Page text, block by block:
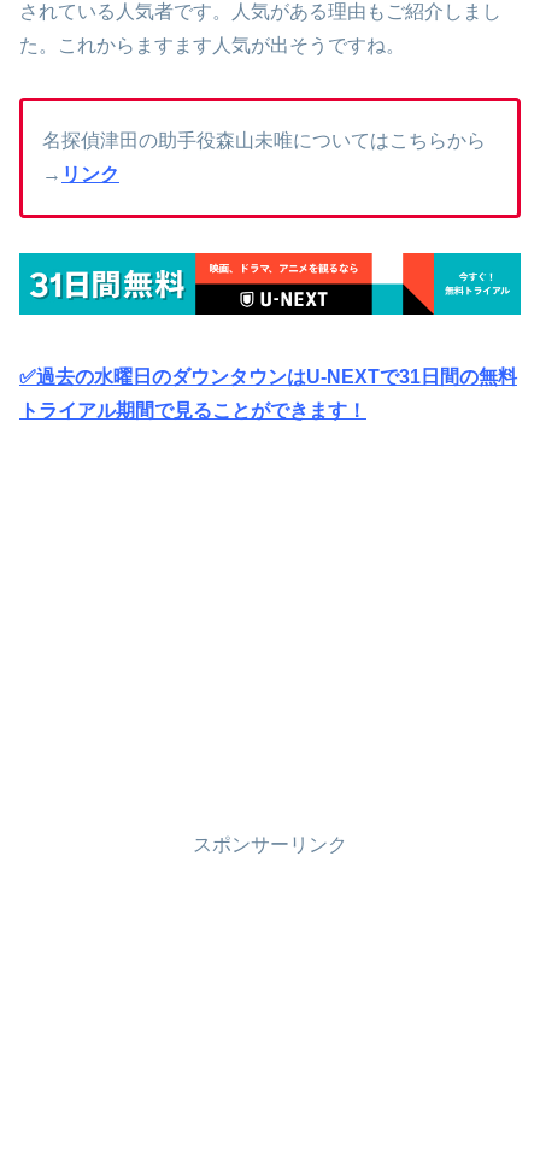
されている人気者です。人気がある理由もご紹介しまし
た。これからますます人気が出そうですね。
名探偵津田の助手役森山未唯についてはこちらから
→ リンク
✅過去の水曜日のダウンタウンはU-NEXTで31日間の無料
トライアル期間で見ることができます！
スポンサーリンク